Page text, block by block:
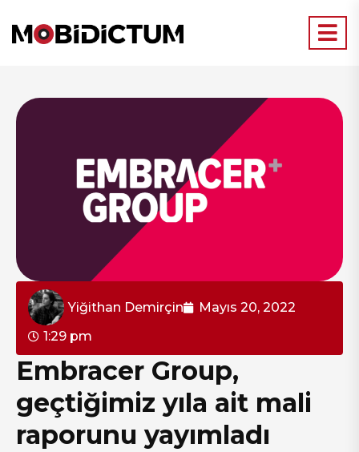
Yiğithan Demirçin
Mayıs 20, 2022
1:29 pm
Embracer Group,
geçtiğimiz yıla ait mali
raporunu yayımladı